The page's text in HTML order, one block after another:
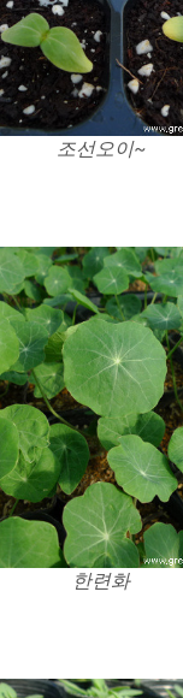
조선오이~
한련화